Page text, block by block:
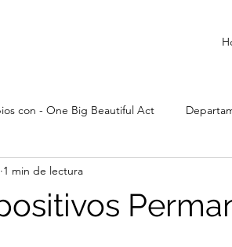
con - One Big Beautiful Act
1 min de lectura